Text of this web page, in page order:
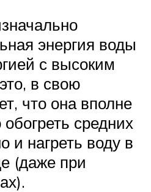
энергия воды
с высоким
в свою
что она вполне
средних
и нагреть воду в
(даже при